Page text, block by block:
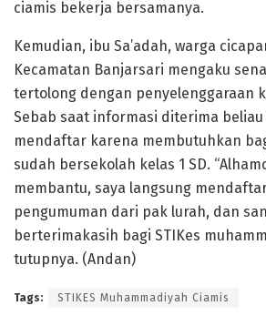
ciamis bekerja bersamanya.
Kemudian, ibu Sa’adah, warga
Kecamatan Banjarsari mengaku
tertolong dengan penyelenggaraan
Sebab saat informasi diterima
mendaftar karena membutuhkan
sudah bersekolah kelas 1 SD.
membantu, saya langsung
pengumuman dari pak lurah, dan
berterimakasih bagi STIKes
tutupnya. (Andan)
Tags: STIKES Muhammadiyah Ciamis